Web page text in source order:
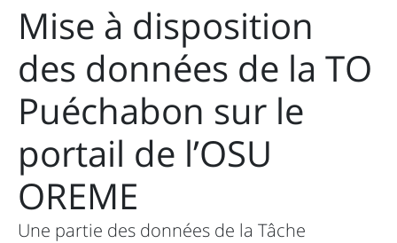
Mise à disposition
des données de la TO
Puéchabon sur le
portail de l’OSU
OREME
Une partie des données de la Tâche